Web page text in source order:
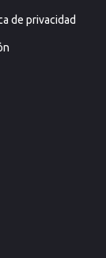
de privacidad